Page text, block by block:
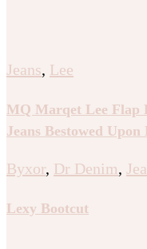
Jeans, Lee
MQ Marqet Lee Flap
Jeans Bestowed Upon
Byxor, Dr Denim,
Lexy Bootcut